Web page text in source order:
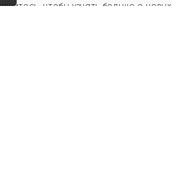
чтобы узнать больше о новых